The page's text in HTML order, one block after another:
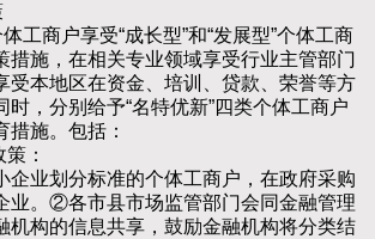
商户享受“成长型”和“发展型”个体工商
措施，在相关专业领域享受行业主管部门
受本地区在资金、培训、贷款、荣誉等方
时，分别给予“名特优新”四类个体工商户
措施。包括：
：
划分标准的个体工商户，在政府采购
业。②各市县市场监管部门会同金融管理
机构的信息共享，鼓励金融机构将分类结